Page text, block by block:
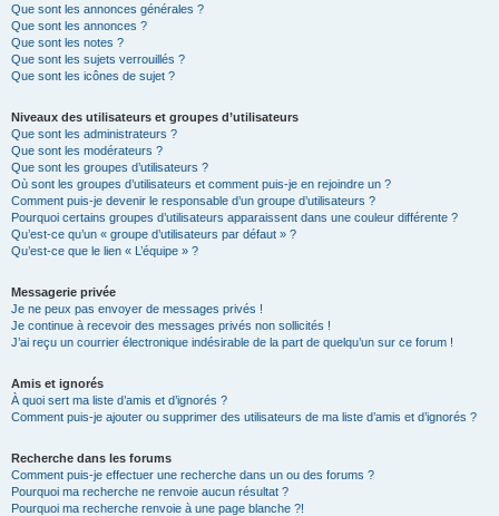
Que sont les annonces générales ?
Que sont les annonces ?
Que sont les notes ?
Que sont les sujets verrouillés ?
Que sont les icônes de sujet ?
Niveaux des utilisateurs et groupes d’utilisateurs
Que sont les administrateurs ?
Que sont les modérateurs ?
Que sont les groupes d’utilisateurs ?
Où sont les groupes d’utilisateurs et comment puis-je en rejoindre un ?
Comment puis-je devenir le responsable d’un groupe d’utilisateurs ?
Pourquoi certains groupes d’utilisateurs apparaissent dans une couleur différente ?
Qu’est-ce qu’un « groupe d’utilisateurs par défaut » ?
Qu’est-ce que le lien « L’équipe » ?
Messagerie privée
Je ne peux pas envoyer de messages privés !
Je continue à recevoir des messages privés non sollicités !
J’ai reçu un courrier électronique indésirable de la part de quelqu’un sur ce forum !
Amis et ignorés
À quoi sert ma liste d’amis et d’ignorés ?
Comment puis-je ajouter ou supprimer des utilisateurs de ma liste d’amis et d’ignorés ?
Recherche dans les forums
Comment puis-je effectuer une recherche dans un ou des forums ?
Pourquoi ma recherche ne renvoie aucun résultat ?
Pourquoi ma recherche renvoie à une page blanche ?!